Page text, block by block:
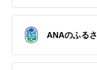
ANAのふる